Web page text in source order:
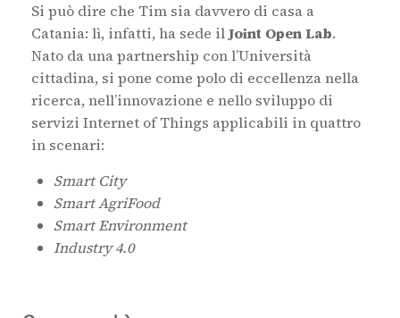
Si può dire che Tim sia davvero di casa a
Catania: lì, infatti, ha sede ilJoint Open Lab.
Nato da una partnership con l’Università
cittadina, si pone come polo di eccellenza nella
ricerca, nell’innovazione e nello sviluppo di
servizi Internet of Things applicabili in quattro
in scenari:
Smart City
Smart AgriFood
Smart Environment
Industry 4.0